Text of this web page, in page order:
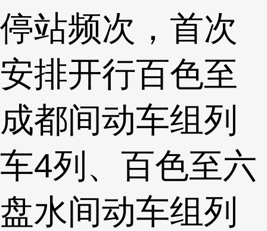
停站频次，首次
安排开行百色至
成都间动车组列
车4列、百色至六
盘水间动车组列